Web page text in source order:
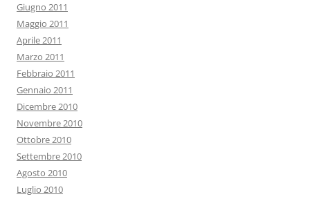
Giugno 2011
Maggio 2011
Aprile 2011
Marzo 2011
Febbraio 2011
Gennaio 2011
Dicembre 2010
Novembre 2010
Ottobre 2010
Settembre 2010
Agosto 2010
Luglio 2010